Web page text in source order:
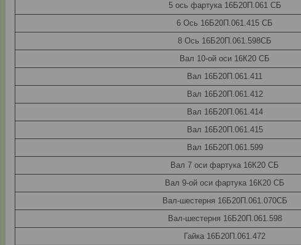
5 ось фартука 16Б20П.061 СБ
6 Ось 16Б20П.061.415 СБ
8 Ось 16Б20П.061.598СБ
Вал 10-ой оси 16К20 СБ
Вал 16Б20П.061.411
Вал 16Б20П.061.412
Вал 16Б20П.061.414
Вал 16Б20П.061.415
Вал 16Б20П.061.599
Вал 7 оси фартука 16К20 СБ
Вал 9-ой оси фартука 16К20 СБ
Вал-шестерня 16Б20П.061.070СБ
Вал-шестерня 16Б20П.061.598
Гайка 16Б20П.061.472